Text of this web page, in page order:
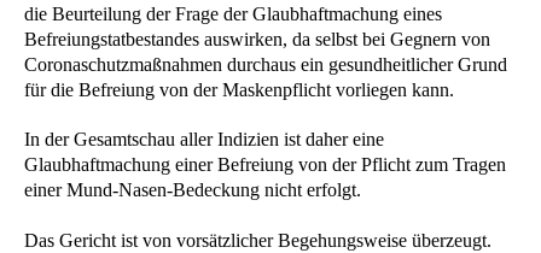
die Beurteilung der Frage der Glaubhaftmachung eines
Befreiungstatbestandes auswirken, da selbst bei Gegnern von
Coronaschutzmaßnahmen durchaus ein gesundheitlicher Grund
für die Befreiung von der Maskenpflicht vorliegen kann.
In der Gesamtschau aller Indizien ist daher eine
Glaubhaftmachung einer Befreiung von der Pflicht zum Tragen
einer Mund-Nasen-Bedeckung nicht erfolgt.
Das Gericht ist von vorsätzlicher Begehungsweise überzeugt.